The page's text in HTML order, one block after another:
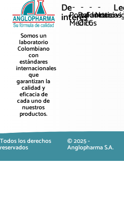
Somos un
laboratorio
Colombiano
con
estándares
internacionales
que
garantizan la
calidad y
eficacia de
cada uno de
nuestros
productos.
De
interés
-
Portal
Médicos
-
Productos
OTC
- -
Noticias
Todos los derechos
reservados
© 2025 -
Anglopharma S.A.